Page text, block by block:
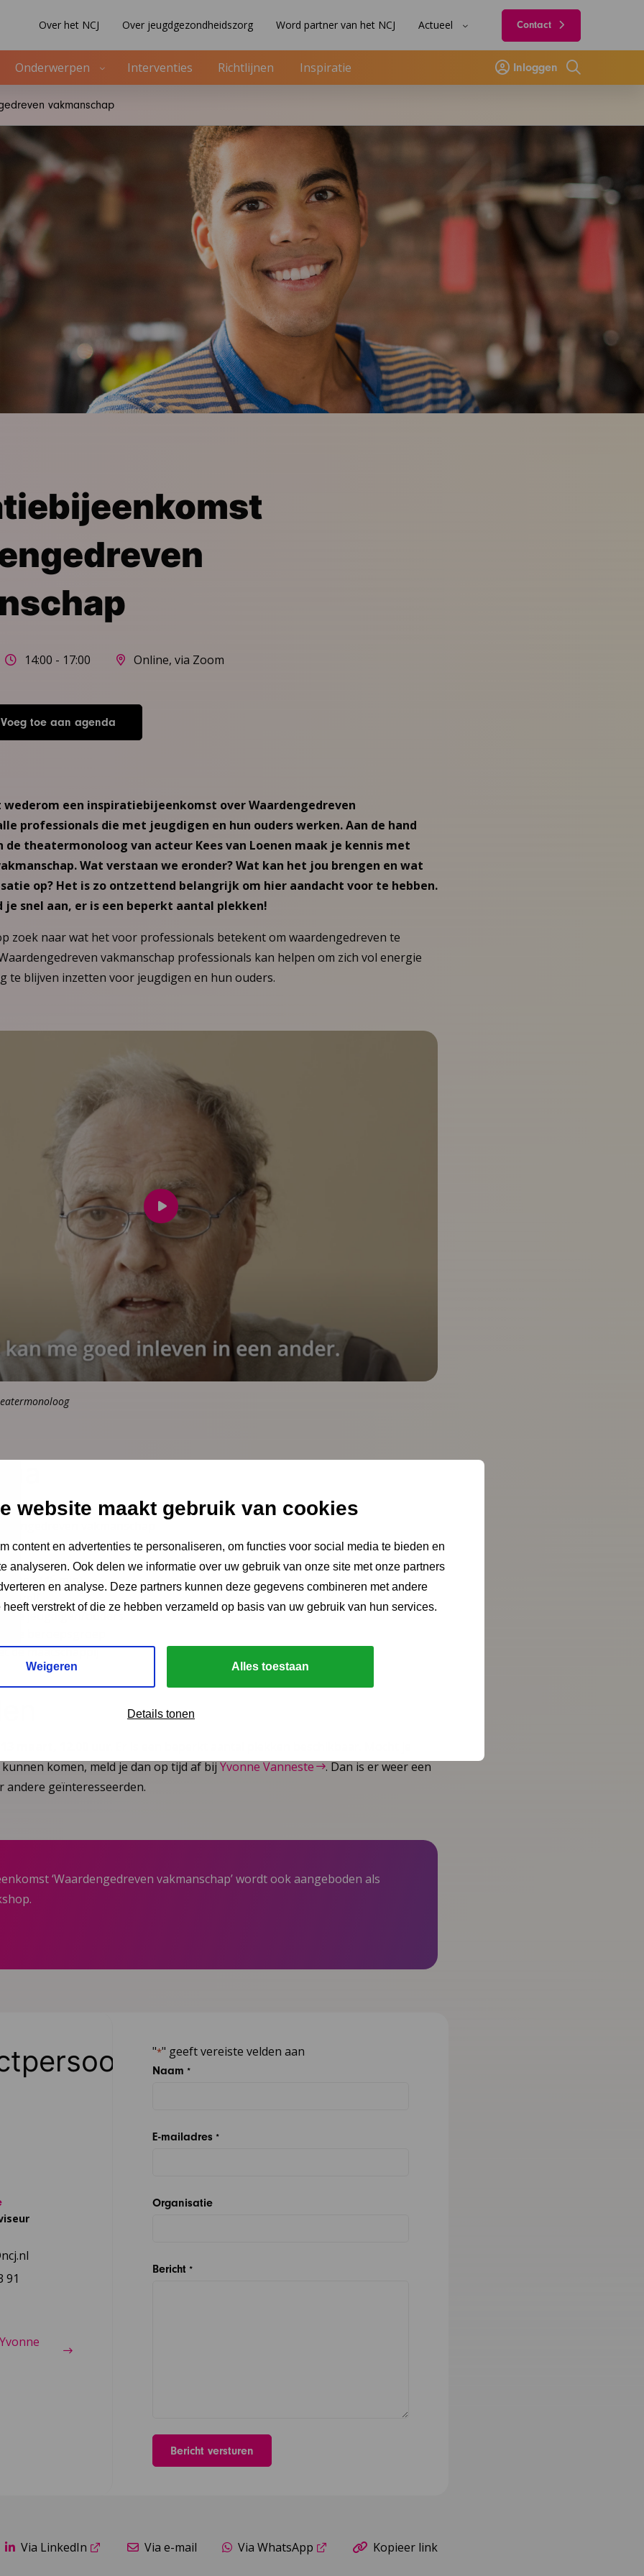
website maakt gebruik van cookies
content en advertenties te personaliseren, om functies voor social media te bieden en
analyseren. Ook delen we informatie over uw gebruik van onze site met onze partners
en analyse. Deze partners kunnen deze gegevens combineren met andere
verstrekt of die ze hebben verzameld op basis van uw gebruik van hun services.
Weigeren Alles toestaan
Details tonen
Over het NCJ Over jeugdgezondheidszorg Word partner van het NCJ Actueel Contact
Onderwerpen Interventies Richtlijnen Inspiratie Inloggen
Zoeken
vakmanschap
14:00 - 17:00 Online, via Zoom
Voeg toe aan agenda
wederom een inspiratiebijeenkomst over Waardengedreven
professionals die met jeugdigen en hun ouders werken. Aan de hand
de theatermonoloog van acteur Kees van Loenen maak je kennis met
Wat verstaan we eronder? Wat kan het jou brengen en wat
op? Het is zo ontzettend belangrijk om hier aandacht voor te hebben.
je snel aan, er is een beperkt aantal plekken!
zoek naar wat het voor professionals betekent om waardengedreven te
vakmanschap professionals kan helpen om zich vol energie
te blijven inzetten voor jeugdigen en hun ouders.
Speel
video
(45 min)
de jeugdigen/ouders
de maatschappij
komen, meld je dan op tijd af bij Yvonne Vanneste
. Dan is er weer een
andere geïnteresseerden.
‘Waardengedreven vakmanschap’ wordt ook aangeboden als
91
"*" geeft vereiste velden aan
Naam *
E-mailadres *
Organisatie
Bericht *
Via LinkedIn Via e-mail Via WhatsApp Kopieer link